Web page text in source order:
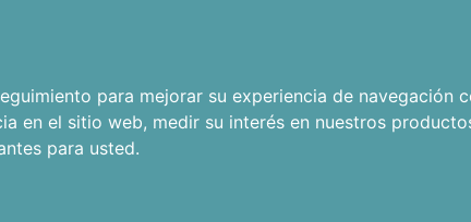
para mejorar su experiencia de navegación
en el sitio web, medir su interés en nuestros
para usted.